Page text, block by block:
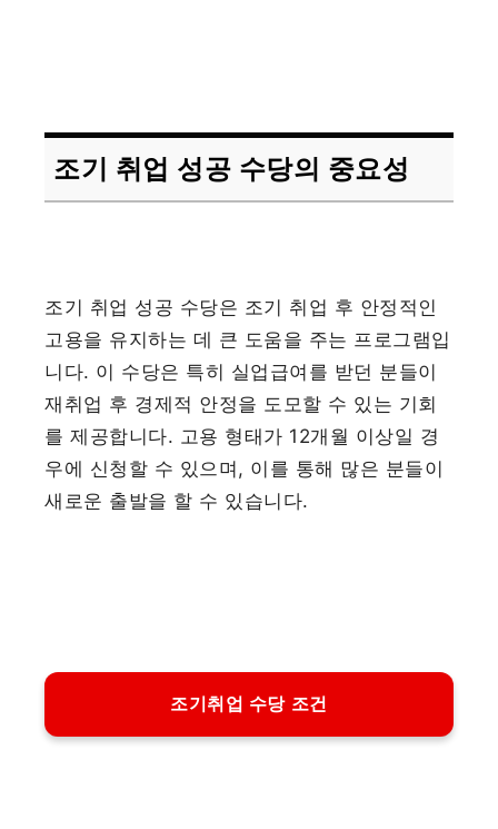
조기 취업 성공 수당의 중요성
조기 취업 성공 수당은 조기 취업 후 안정적인
고용을 유지하는 데 큰 도움을 주는 프로그램입
니다. 이 수당은 특히 실업급여를 받던 분들이
재취업 후 경제적 안정을 도모할 수 있는 기회
를 제공합니다. 고용 형태가 12개월 이상일 경
우에 신청할 수 있으며, 이를 통해 많은 분들이
새로운 출발을 할 수 있습니다.
조기취업 수당 조건